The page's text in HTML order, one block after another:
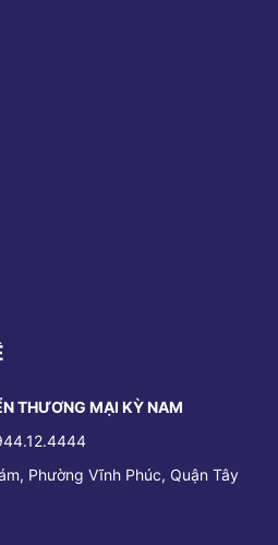
THƯƠNG MẠI KỲ NAM
Phường Vĩnh Phúc, Quận Tây